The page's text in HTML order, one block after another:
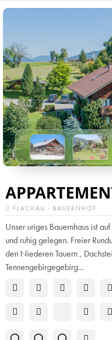
FLACHAU · BAUERNHOF
Unser uriges Bauernhaus ist
und ruhig gelegen. Freier
den Niederen Tauern ,
Tennengebirgegebirg...